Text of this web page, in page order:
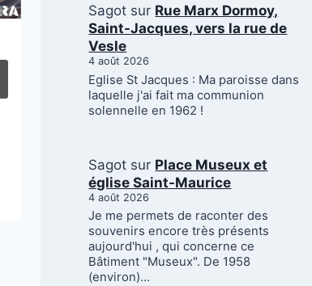
Reims, ville sportive #32
Charles De Carvalho
Publié le 6 avril 2026
20 décembre 2025
Sagot sur Rue Marx Dormoy,
Saint-Jacques, vers la rue de
Vesle
4 août 2026
Eglise St Jacques : Ma paroisse dans
laquelle j'ai fait ma communion
solennelle en 1962 !
Sagot sur Place Museux et
église Saint-Maurice
4 août 2026
Je me permets de raconter des
souvenirs encore très présents
aujourd'hui , qui concerne ce
Bâtiment "Museux". De 1958
(environ)…